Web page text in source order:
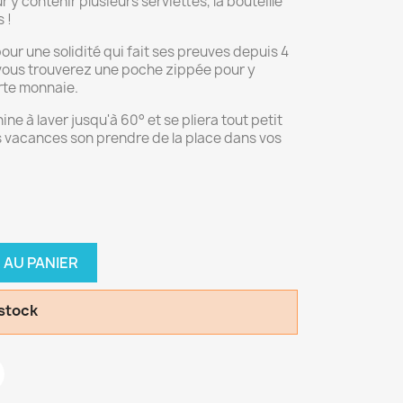
!
une solidité qui fait ses preuves depuis 4
trouverez une poche zippée pour y
monnaie.
à laver jusqu'à 60° et se pliera tout petit
son prendre de la place dans vos
PANIER